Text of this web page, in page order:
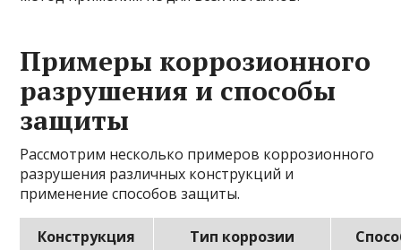
Примеры коррозионного
разрушения и способы
защиты
Рассмотрим несколько примеров коррозионного
разрушения различных конструкций и
применение способов защиты.
Конструкция Тип коррозии